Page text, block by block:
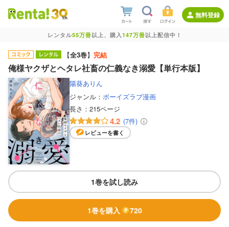
無料登録
レンタル55万冊以上、購入147万冊以上配信中！
【全3巻】 完結
俺様ヤクザとヘタレ社畜の仁義なき溺愛【単行本版】
陽葵ありん
ジャンル： ボーイズラブ漫画
長さ： 215ページ
4.2 (7件)
レビューを書く
1巻を試し読み
1巻を購入 720